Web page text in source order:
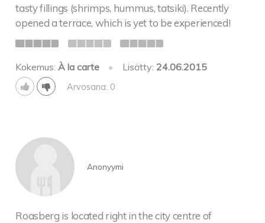
tasty fillings (shrimps, hummus, tatsiki). Recently
opened a terrace, which is yet to be experienced!
Kokemus:À la carte • Lisätty: 24.06.2015
Arvosana: 0
Anonyymi
Roasberg is located right in the city centre of